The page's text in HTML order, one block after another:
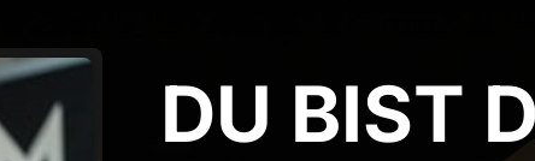
DU BIST